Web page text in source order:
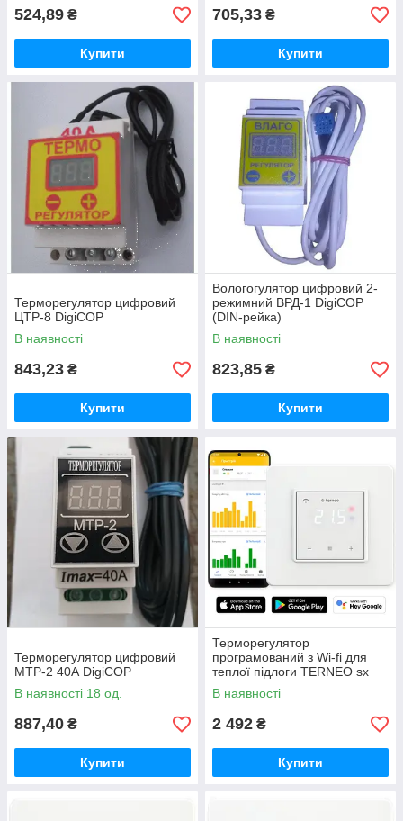
524,89 ₴
Купити
705,33 ₴
Купити
Терморегулятор цифровий
ЦТР-8 DigiCOP
В наявності
843,23 ₴
Купити
Вологогулятор цифровий 2-
режимний ВРД-1 DigiCOP
(DIN-рейка)
В наявності
823,85 ₴
Купити
Терморегулятор цифровий
МТР-2 40А DigiCOP
В наявності 18 од.
887,40 ₴
Купити
Терморегулятор
програмований з Wi-fi для
теплої підлоги TERNEO sx
В наявності
2 492 ₴
Купити